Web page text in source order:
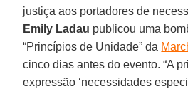
justiça aos portadores de
Emily Ladau publicou uma
“Princípios de Unidade” da
cinco dias antes do evento. “A
expressão ‘necessidades